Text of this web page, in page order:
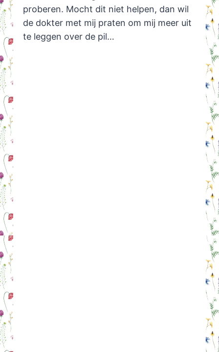
proberen. Mocht dit niet helpen, dan wil
de dokter met mij praten om mij meer uit
te leggen over de pil…